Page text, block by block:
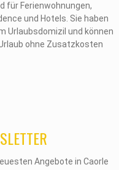
für Ferienwohnungen,
und Hotels. Sie haben
Urlaubsdomizil und können
ohne Zusatzkosten
Angebote in Caorle